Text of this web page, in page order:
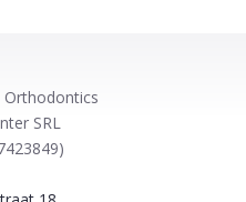
Orthodontics
SRL